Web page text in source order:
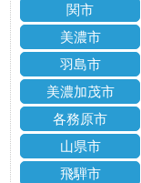
関市
美濃市
羽島市
美濃加茂市
各務原市
山県市
飛騨市